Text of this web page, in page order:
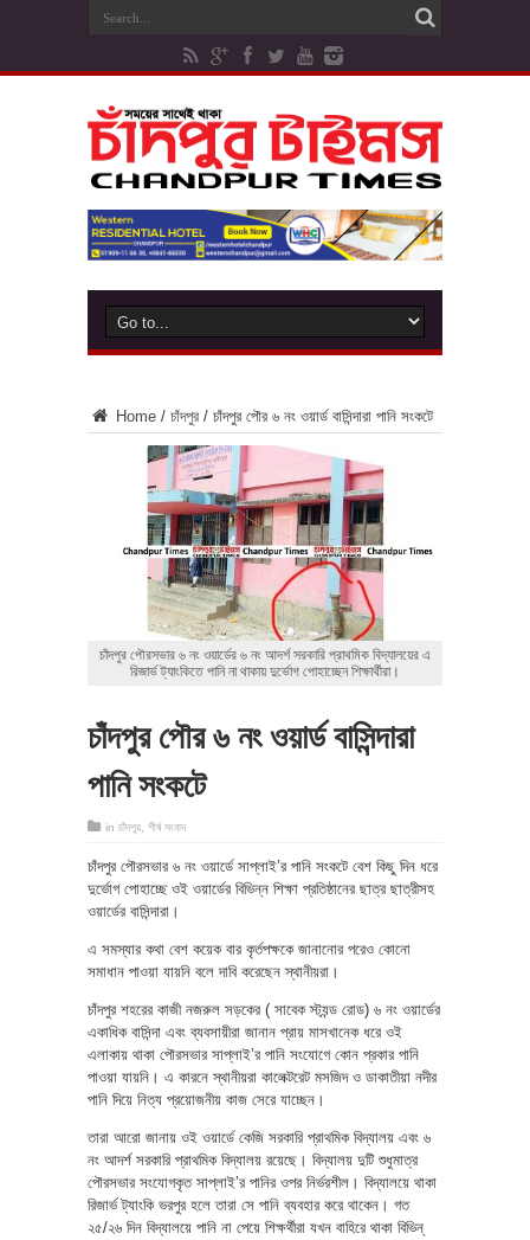
Home / চাঁদপুর / চাঁদপুর পৌর ৬ নং ওয়ার্ড বাসিন্দারা পানি সংকটে
চাঁদপুর পৌরসভার ৬ নং ওয়ার্ডের ৬ নং আদর্শ সরকারি প্রাথমিক বিদ্যালয়ের এ
রিজার্ভ ট্যাংকিতে পানি না থাকায় দুর্ভোগ পোহাচ্ছেন শিক্ষার্থীরা।
চাঁদপুর পৌর ৬ নং ওয়ার্ড বাসিন্দারা
পানি সংকটে
in চাঁদপুর, শীর্ষ সংবাদ
চাঁদপুর পৌরসভার ৬ নং ওয়ার্ডে সাপ্লাই’র পানি সংকটে বেশ কিছু দিন ধরে
দুর্ভোগ পোহাচ্ছে ওই ওয়ার্ডের বিভিন্ন শিক্ষা প্রতিষ্ঠানের ছাত্র ছাত্রীসহ
ওয়ার্ডের বাসিন্দারা।
এ সমস্যার কথা বেশ কয়েক বার কৃর্তপক্ষকে জানানোর পরেও কোনো
সমাধান পাওয়া যায়নি বলে দাবি করেছেন স্থানীয়রা।
চাঁদপুর শহরের কাজী নজরুল সড়কের ( সাবেক স্ট্যন্ড রোড) ৬ নং ওয়ার্ডের
একাধিক বাসিন্দা এবং ব্যবসায়ীরা জানান প্রায় মাসখানেক ধরে ওই
এলাকায় থাকা পৌরসভার সাপ্লাই’র পানি সংযোগে কোন প্রকার পানি
পাওয়া যায়নি। এ কারনে স্থানীয়রা কালেক্টরেট মসজিদ ও ডাকাতীয়া নদীর
পানি দিয়ে নিত্য প্রয়োজনীয় কাজ সেরে যাচ্ছেন।
তারা আরো জানায় ওই ওয়ার্ডে কেজি সরকারি প্রাথমিক বিদ্যালয় এবং ৬
নং আদর্শ সরকারি প্রাথমিক বিদ্যালয় রয়েছে। বিদ্যালয় দুটি শুধুমাত্র
পৌরসভার সংযোগকৃত সাপ্লাই’র পানির ওপর নির্ভরশীল। বিদ্যালয়ে থাকা
রিজার্ভ ট্যাংকি ভরপুর হলে তারা সে পানি ব্যবহার করে থাকেন। গত
২৫/২৬ দিন বিদ্যালয়ে পানি না পেয়ে শিক্ষর্থীরা যখন বাহিরে থাকা বিভিন্